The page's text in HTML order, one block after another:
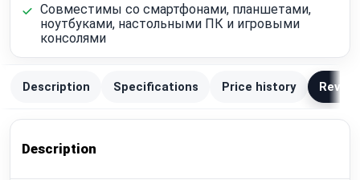
Совместимы со смартфонами, планшетами,
ноутбуками, настольными ПК и игровыми
консолями
Description Specifications Price history
Description